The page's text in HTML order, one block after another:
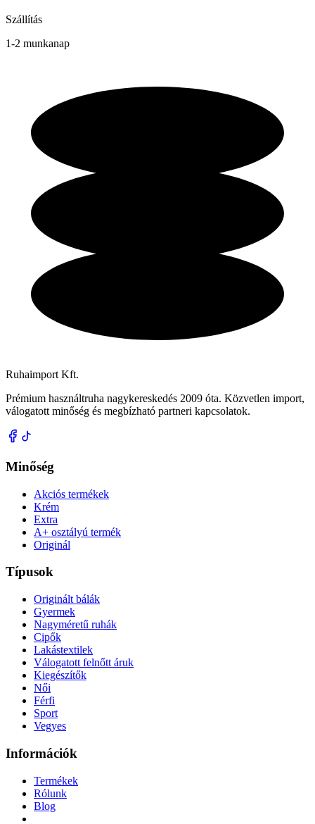
Szállítás
1-2 munkanap
Ruhaimport Kft.
Prémium használtruha nagykereskedés 2009 óta. Közvetlen import,
válogatott minőség és megbízható partneri kapcsolatok.
Minőség
Akciós termékek
Krém
Extra
A+ osztályú termék
Originál
Típusok
Originált bálák
Gyermek
Nagyméretű ruhák
Cipők
Lakástextilek
Válogatott felnőtt áruk
Kiegészítők
Női
Férfi
Sport
Vegyes
Információk
Termékek
Rólunk
Blog